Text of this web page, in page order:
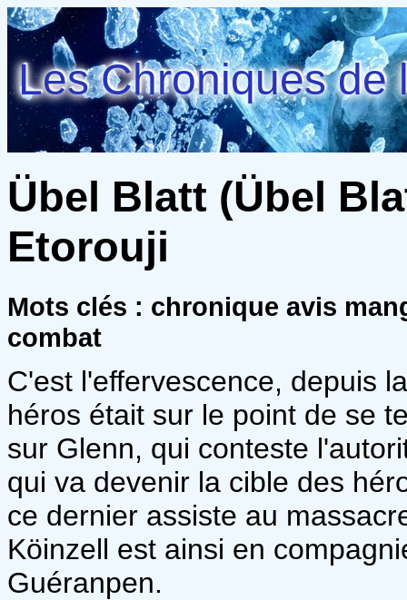
Les Chroniques de
Übel Blatt (Übel
Etorouji
Mots clés : chronique avis
combat
C'est l'effervescence, depuis
héros était sur le point de se
sur Glenn, qui conteste
qui va devenir la cible des
ce dernier assiste au
Köinzell est ainsi en
Guéranpen.